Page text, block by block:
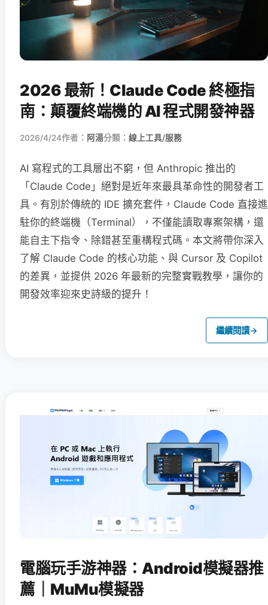
2026 最新！Claude Code 終極指
南：顛覆終端機的 AI 程式開發神器
2026/4/24作者： 阿湯分類： 線上工具/服務
AI 寫程式的工具層出不窮，但 Anthropic 推出的
「Claude Code」絕對是近年來最具革命性的開發者工
具。有別於傳統的 IDE 擴充套件，Claude Code 直接進
駐你的終端機（Terminal），不僅能讀取專案架構，還
能自主下指令、除錯甚至重構程式碼。本文將帶你深入
了解 Claude Code 的核心功能、與 Cursor 及 Copilot
的差異，並提供 2026 年最新的完整實戰教學，讓你的
開發效率迎來史詩級的提升！
繼續閱讀→
電腦玩手游神器：Android模擬器推
薦｜MuMu模擬器